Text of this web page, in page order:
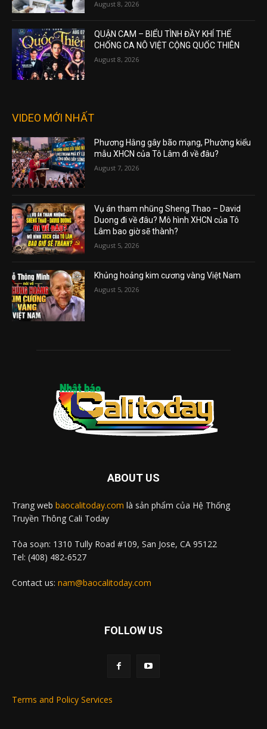
August 8, 2026
QUẬN CAM – BIỂU TÌNH ĐẦY KHÍ THẾ
CHỐNG CA NÔ VIỆT CỘNG QUỐC THIÊN
August 8, 2026
VIDEO MỚI NHẤT
Phương Hằng gây bão mạng, Phường kiểu
mẫu XHCN của Tô Lâm đi về đâu?
August 7, 2026
Vụ án tham nhũng Sheng Thao – David
Duong đi về đâu? Mô hình XHCN của Tô
Lâm bao giờ sẽ thành?
August 5, 2026
Khủng hoảng kim cương vàng Việt Nam
August 5, 2026
ABOUT US
Trang web baocalitoday.com là sản phẩm của Hệ Thống
Truyền Thông Cali Today
Tòa soạn: 1310 Tully Road #109, San Jose, CA 95122
Tel: (408) 482-6527
Contact us: nam@baocalitoday.com
FOLLOW US
Terms and Policy Services